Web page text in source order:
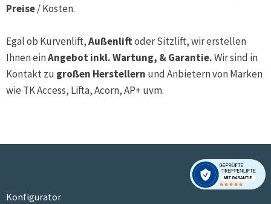
Preise/ Kosten.
Egal ob Kurvenlift,Außenliftoder Sitzlift, wir erstellen
Ihnen einAngebot inkl. Wartung, & Garantie.Wir sind in
Kontakt zu großen Herstellern und Anbietern von Marken
wie TK Access, Lifta, Acorn, AP+ uvm.
Konfigurator